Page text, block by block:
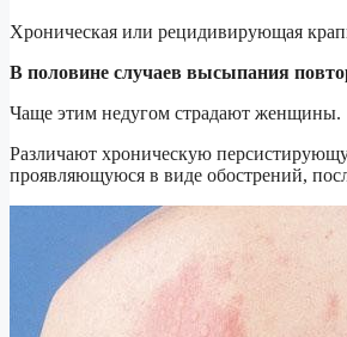
Хроническая или рецидивирующая
В половине случаев высыпания
Чаще этим недугом страдают женщины.
Различают хроническую
проявляющуюся в виде обострений,